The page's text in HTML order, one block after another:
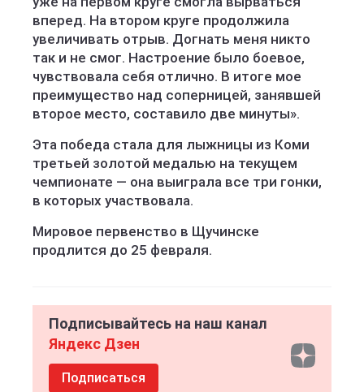
вперед. На втором круге продолжила
увеличивать отрыв. Догнать меня никто
так и не смог. Настроение было боевое,
чувствовала себя отлично. В итоге мое
преимущество над соперницей, занявшей
второе место, составило две минуты».
Эта победа стала для лыжницы из Коми
третьей золотой медалью на текущем
чемпионате — она выиграла все три гонки,
в которых участвовала.
Мировое первенство в Щучинске
продлится до 25 февраля.
Подписывайтесь на наш канал
Яндекс Дзен
Подписаться